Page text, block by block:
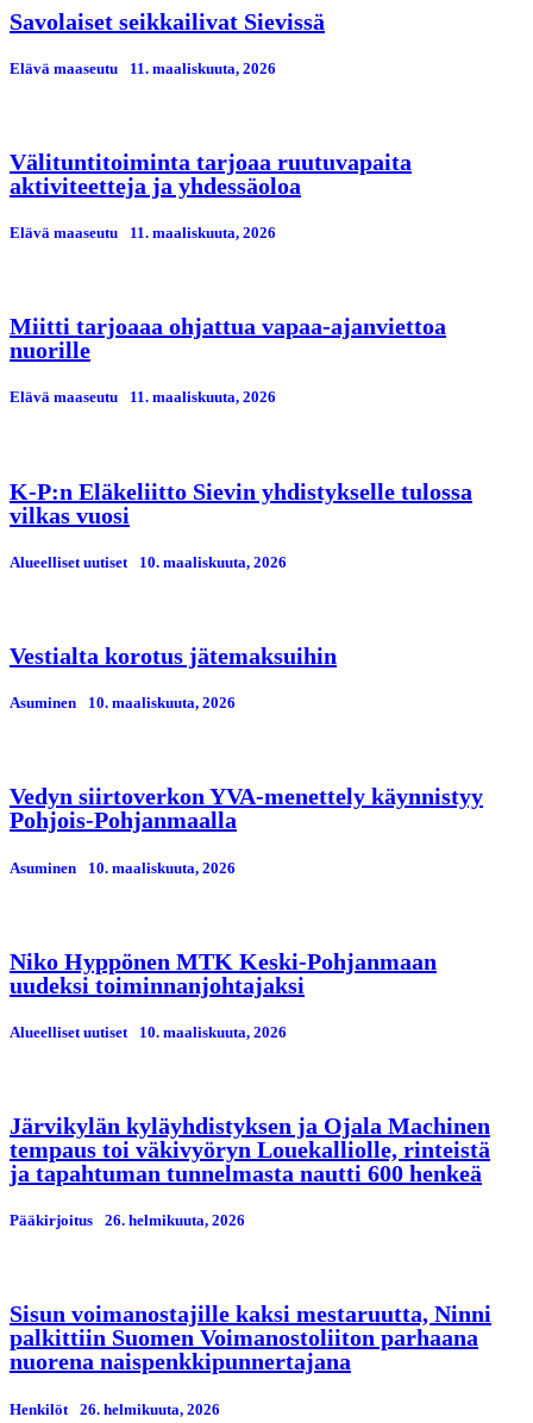
Savolaiset seikkailivat Sievissä
Elävä maaseutu 11. maaliskuuta, 2026
Välituntitoiminta tarjoaa ruutuvapaita
aktiviteetteja ja yhdessäoloa
Elävä maaseutu 11. maaliskuuta, 2026
Miitti tarjoaaa ohjattua vapaa-ajanviettoa
nuorille
Elävä maaseutu 11. maaliskuuta, 2026
K-P:n Eläkeliitto Sievin yhdistykselle tulossa
vilkas vuosi
Alueelliset uutiset 10. maaliskuuta, 2026
Vestialta korotus jätemaksuihin
Asuminen 10. maaliskuuta, 2026
Vedyn siirtoverkon YVA-menettely käynnistyy
Pohjois-Pohjanmaalla
Asuminen 10. maaliskuuta, 2026
Niko Hyppönen MTK Keski-Pohjanmaan
uudeksi toiminnanjohtajaksi
Alueelliset uutiset 10. maaliskuuta, 2026
Järvikylän kyläyhdistyksen ja Ojala Machinen
tempaus toi väkivyöryn Louekalliolle, rinteistä
ja tapahtuman tunnelmasta nautti 600 henkeä
Pääkirjoitus 26. helmikuuta, 2026
Sisun voimanostajille kaksi mestaruutta, Ninni
palkittiin Suomen Voimanostoliiton parhaana
nuorena naispenkkipunnertajana
Henkilöt 26. helmikuuta, 2026